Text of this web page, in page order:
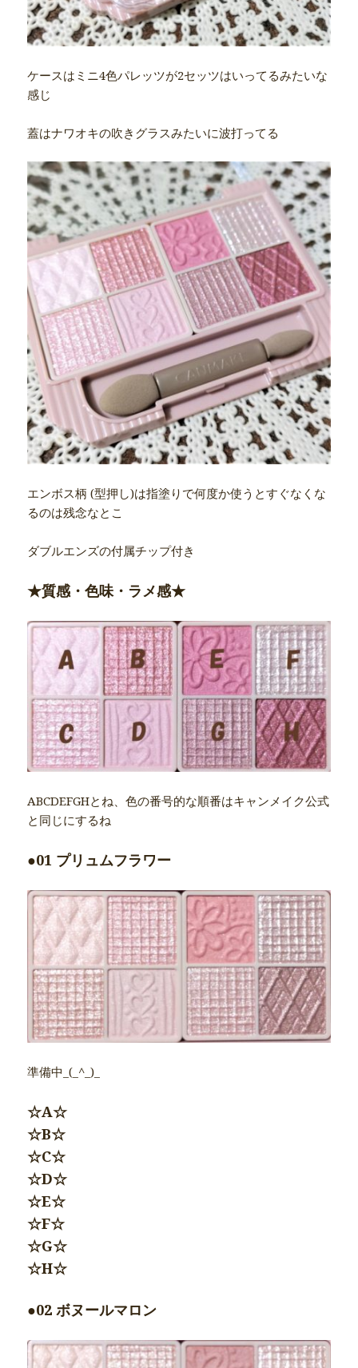
ケースはミニ4色パレッツが2セッツはいってるみたいな
感じ
蓋はナワオキの吹きグラスみたいに波打ってる
エンボス柄 (型押し)は指塗りで何度か使うとすぐなくな
るのは残念なとこ
ダブルエンズの付属チップ付き
★質感・色味・ラメ感★
ABCDEFGHとね、色の番号的な順番はキャンメイク公式
と同じにするね
●01 プリュムフラワー
準備中_(_^_)_
☆A☆
☆B☆
☆C☆
☆D☆
☆E☆
☆F☆
☆G☆
☆H☆
●02 ボヌールマロン